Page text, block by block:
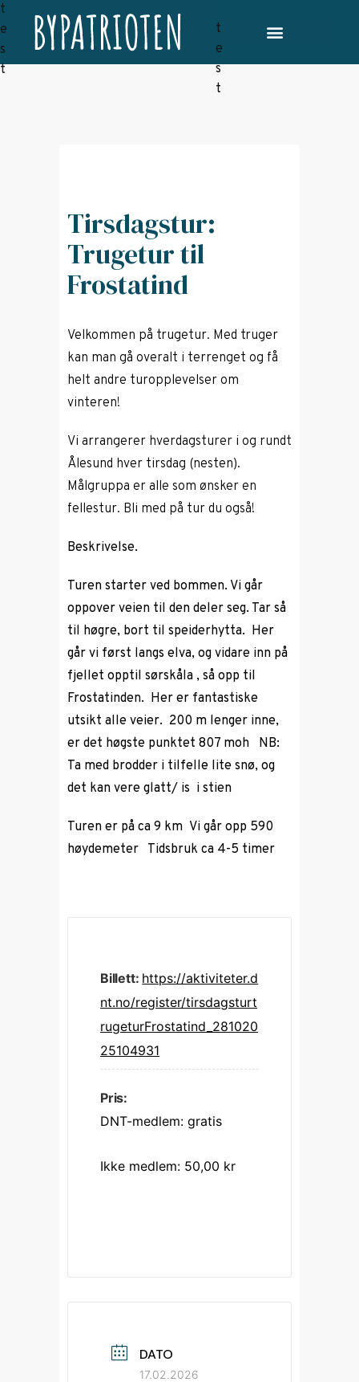
Tirsdagstur:
Trugetur til
Frostatind
Velkommen på trugetur. Med truger
kan man gå overalt i terrenget og få
helt andre turopplevelser om
vinteren!
Vi arrangerer hverdagsturer i og rundt
Ålesund hver tirsdag (nesten).
Målgruppa er alle som ønsker en
fellestur. Bli med på tur du også!
Beskrivelse.
Turen starter ved bommen. Vi går
oppover veien til den deler seg. Tar så
til høgre, bort til speiderhytta. Her
går vi først langs elva, og vidare inn på
fjellet opptil sørskåla , så opp til
Frostatinden. Her er fantastiske
utsikt alle veier. 200 m lenger inne,
er det høgste punktet 807 moh NB:
Ta med brodder i tilfelle lite snø, og
det kan vere glatt/ is i stien
Turen er på ca 9 km Vi går opp 590
høydemeter Tidsbruk ca 4-5 timer
Billett: https://aktiviteter.d
nt.no/register/tirsdagsturt
rugeturFrostatind_281020
25104931
Pris:
DNT-medlem: gratis
Ikke medlem: 50,00 kr
DATO
17.02.2026